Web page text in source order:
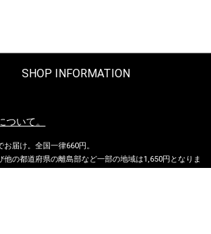
SHOP INFORMATION
ついて。
お届け。全国一律660円。
他の都道府県の離島部など一部の地域は1,650円となりま